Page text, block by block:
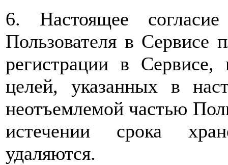
6. Настоящее
Пользователя в
регистрации в
целей, указанных в
неотъемлемой частью
истечении срока
удаляются.